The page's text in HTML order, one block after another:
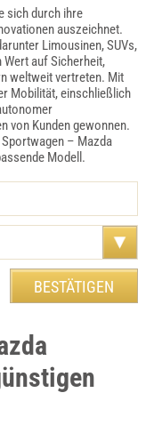
sich durch ihre
auszeichnet.
Limousinen, SUVs,
auf Sicherheit,
weltweit vertreten. Mit
Mobilität, einschließlich
von Kunden gewonnen.
– Mazda
Modell.